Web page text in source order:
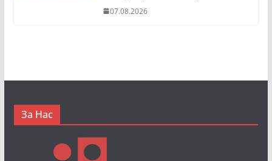
07.08.2026
За Нас